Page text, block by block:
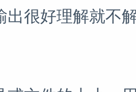
出很好理解就不